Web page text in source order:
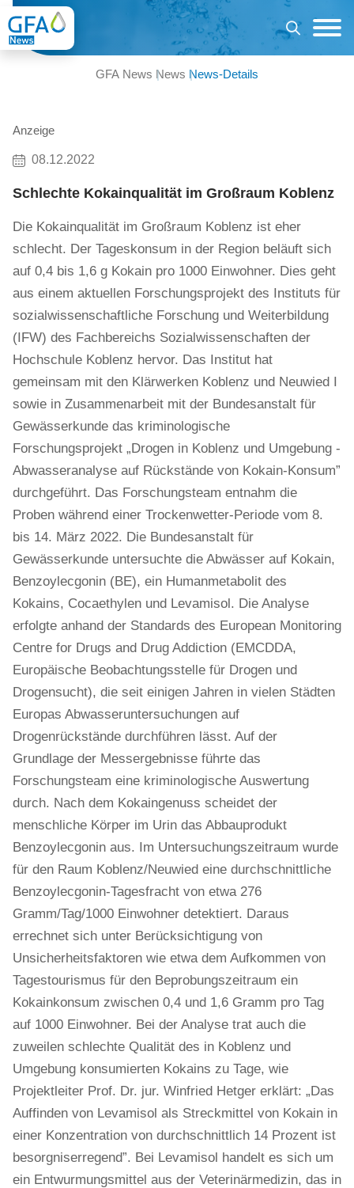
GFA News News News-Details
Anzeige
08.12.2022
Schlechte Kokainqualität im Großraum Koblenz
Die Kokainqualität im Großraum Koblenz ist eher
schlecht. Der Tageskonsum in der Region beläuft sich
auf 0,4 bis 1,6 g Kokain pro 1000 Einwohner. Dies geht
aus einem aktuellen Forschungsprojekt des Instituts für
sozialwissenschaftliche Forschung und Weiterbildung
(IFW) des Fachbereichs Sozialwissenschaften der
Hochschule Koblenz hervor. Das Institut hat
gemeinsam mit den Klärwerken Koblenz und Neuwied I
sowie in Zusammenarbeit mit der Bundesanstalt für
Gewässerkunde das kriminologische
Forschungsprojekt „Drogen in Koblenz und Umgebung -
Abwasseranalyse auf Rückstände von Kokain-Konsum”
durchgeführt. Das Forschungsteam entnahm die
Proben während einer Trockenwetter-Periode vom 8.
bis 14. März 2022. Die Bundesanstalt für
Gewässerkunde untersuchte die Abwässer auf Kokain,
Benzoylecgonin (BE), ein Humanmetabolit des
Kokains, Cocaethylen und Levamisol. Die Analyse
erfolgte anhand der Standards des European Monitoring
Centre for Drugs and Drug Addiction (EMCDDA,
Europäische Beobachtungsstelle für Drogen und
Drogensucht), die seit einigen Jahren in vielen Städten
Europas Abwasseruntersuchungen auf
Drogenrückstände durchführen lässt. Auf der
Grundlage der Messergebnisse führte das
Forschungsteam eine kriminologische Auswertung
durch. Nach dem Kokaingenuss scheidet der
menschliche Körper im Urin das Abbauprodukt
Benzoylecgonin aus. Im Untersuchungszeitraum wurde
für den Raum Koblenz/Neuwied eine durchschnittliche
Benzoylecgonin-Tagesfracht von etwa 276
Gramm/Tag/1000 Einwohner detektiert. Daraus
errechnet sich unter Berücksichtigung von
Unsicherheitsfaktoren wie etwa dem Aufkommen von
Tagestourismus für den Beprobungszeitraum ein
Kokainkonsum zwischen 0,4 und 1,6 Gramm pro Tag
auf 1000 Einwohner. Bei der Analyse trat auch die
zuweilen schlechte Qualität des in Koblenz und
Umgebung konsumierten Kokains zu Tage, wie
Projektleiter Prof. Dr. jur. Winfried Hetger erklärt: „Das
Auffinden von Levamisol als Streckmittel von Kokain in
einer Konzentration von durchschnittlich 14 Prozent ist
besorgniserregend”. Bei Levamisol handelt es sich um
ein Entwurmungsmittel aus der Veterinärmedizin, das in